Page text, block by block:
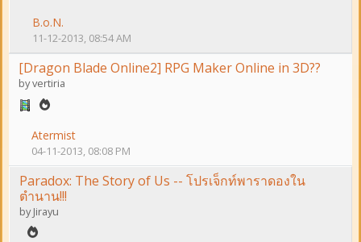
B.o.N.
11-12-2013, 08:54 AM
[Dragon Blade Online2] RPG Maker Online in 3D??
byvertiria
Atermist
04-11-2013, 08:08 PM
Paradox: The Story of Us -- โปรเจ็กท์พาราดองใน
ตำนาน!!!
byJirayu